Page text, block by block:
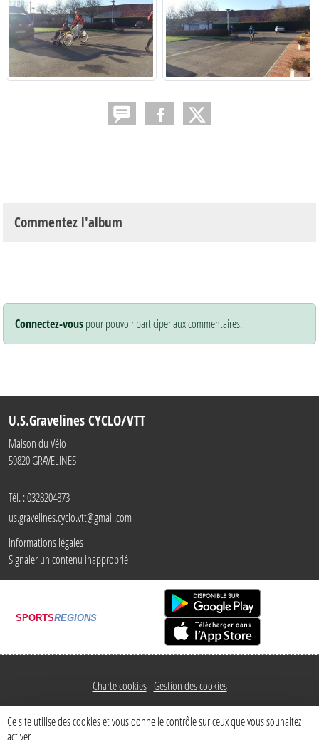
Commentez l'album
Connectez-vouspour pouvoir participer aux commentaires.
U.S.Gravelines CYCLO/VTT
Maison du Vélo
59820GRAVELINES
Tél. :0328204873
us.gravelines.cyclo.vtt@gmail.com
Informations légales
Signaler un contenu inapproprié
SPORTSREGIONS
Charte cookies Gestion des cookies
Ce site utilise des cookies et vous donne le contrôle sur ceux que vous souhaitez
activer